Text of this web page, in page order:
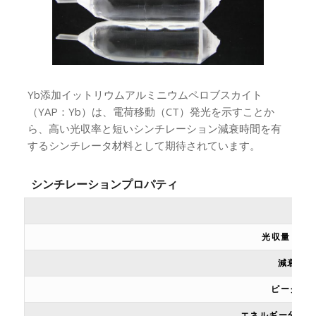
Yb添加イットリウムアルミニウムペロブスカイト
（YAP：Yb）は、電荷移動（CT）発光を示すことか
ら、高い光収率と短いシンチレーション減衰時間を有
するシンチレータ材料として期待されています。
シンチレーションプロパティ
光収量
減衰時
ピーク発